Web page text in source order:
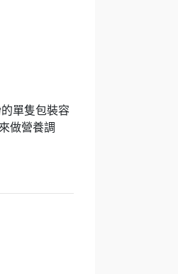
單隻包裝容
做營養調